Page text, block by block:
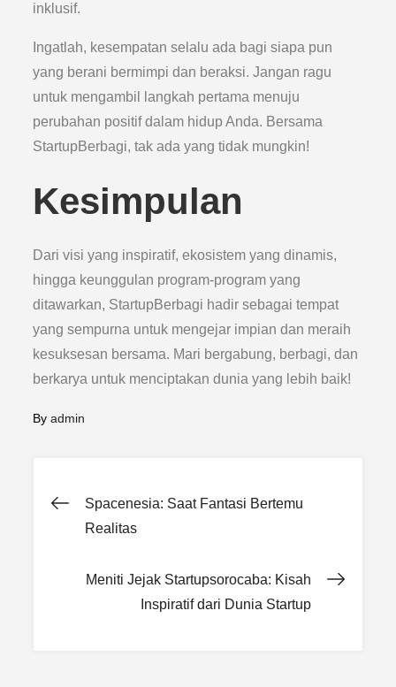
inklusif.
Ingatlah, kesempatan selalu ada bagi siapa pun
yang berani bermimpi dan beraksi. Jangan ragu
untuk mengambil langkah pertama menuju
perubahan positif dalam hidup Anda. Bersama
StartupBerbagi, tak ada yang tidak mungkin!
Kesimpulan
Dari visi yang inspiratif, ekosistem yang dinamis,
hingga keunggulan program-program yang
ditawarkan, StartupBerbagi hadir sebagai tempat
yang sempurna untuk mengejar impian dan meraih
kesuksesan bersama. Mari bergabung, berbagi, dan
berkarya untuk menciptakan dunia yang lebih baik!
Byadmin
Post
Spacenesia: Saat Fantasi Bertemu
Realitas
Meniti Jejak Startupsorocaba: Kisah
Inspiratif dari Dunia Startup